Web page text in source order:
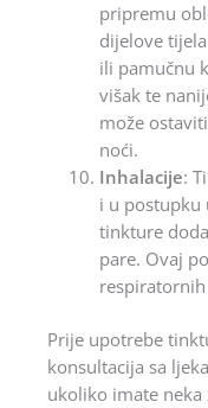
pripremu
dijelove
ili pamučnu
višak te
može
noći.
Inhalacije:
i u postupku
tinkture
pare. Ovaj
Prije upotrebe
konsultacija sa
ukoliko imate